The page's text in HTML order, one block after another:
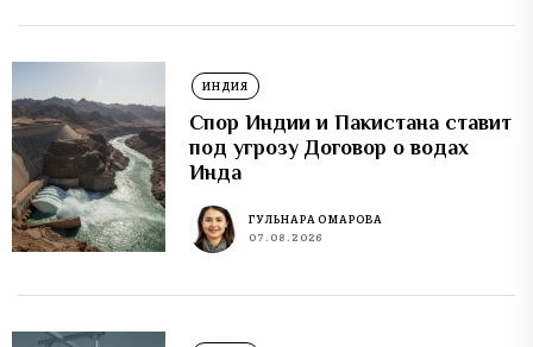
ИНДИЯ
Спор Индии и Пакистана ставит
под угрозу Договор о водах
Инда
ГУЛЬНАРА ОМАРОВА
07.08.2026